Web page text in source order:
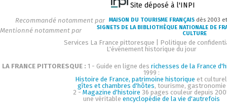
Site déposé à l'INPI
Recommandé notamment par MAISON DU TOURISME FRANÇAIS dès 2003
Mentionné notamment par
SIGNETS DE LA BIBLIOTHÈQUE NATIONALE DE
CULTURE
Services La France pittoresque
Politique de
L'événement historique du jour
LA FRANCE PITTORESQUE : 1 - Guide en ligne des richesses de la France
1999 :
Histoire de France, patrimoine historique et
gîtes et chambres d'hôtes, tourisme, gastronomie
2 - Magazine d'histoire 36 pages couleur depuis
une véritableencyclopédie de la vie d'autrefois